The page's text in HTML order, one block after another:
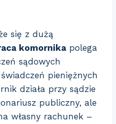
się z dużą
komornika polega
sądowych
pieniężnych
działa przy sądzie
publiczny, ale
własny rachunek –